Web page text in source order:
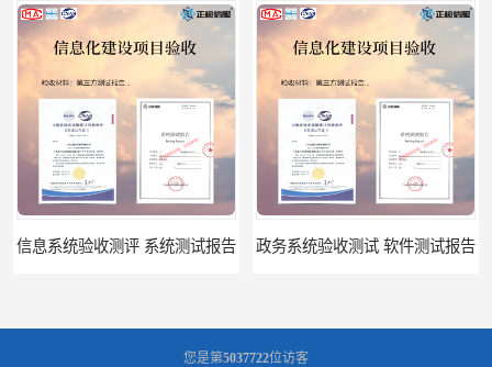
政务系统验收测试 软件测试报告
您是第5037722位访客